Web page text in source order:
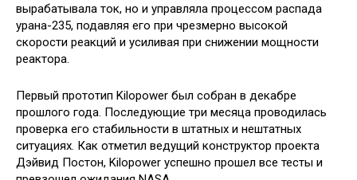
вырабатывала ток, но и управляла процессом распада
урана-235, подавляя его при чрезмерно высокой
скорости реакций и усиливая при снижении мощности
реактора.
Первый прототип Kilopower был собран в декабре
прошлого года. Последующие три месяца проводилась
проверка его стабильности в штатных и нештатных
ситуациях. Как отметил ведущий конструктор проекта
Дэйвид Постон, Kilopower успешно прошел все тесты и